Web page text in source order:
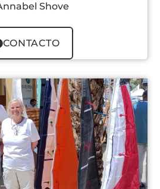
Shove
CONTACTO